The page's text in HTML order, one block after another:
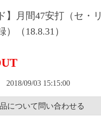
】月間47安打（セ・リ
）（18.8.31）
2018/09/03 15:15:00
について問い合わせる